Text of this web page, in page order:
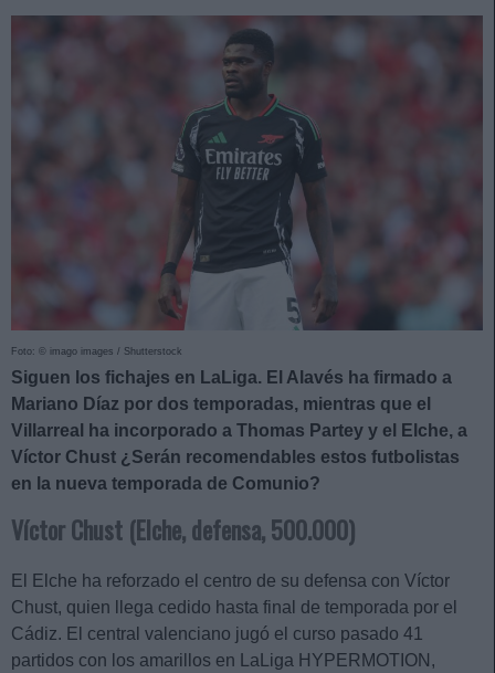
Foto: © imago images / Shutterstock
Siguen los fichajes en LaLiga. El Alavés ha firmado a
Mariano Díaz por dos temporadas, mientras que el
Villarreal ha incorporado a Thomas Partey y el Elche, a
Víctor Chust ¿Serán recomendables estos futbolistas
en la nueva temporada de Comunio?
Víctor Chust (Elche, defensa, 500.000)
El Elche ha reforzado el centro de su defensa con Víctor
Chust, quien llega cedido hasta final de temporada por el
Cádiz. El central valenciano jugó el curso pasado 41
partidos con los amarillos en LaLiga HYPERMOTION,